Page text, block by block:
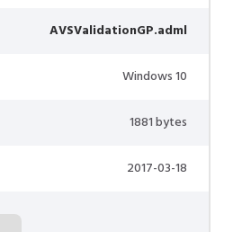
AVSValidationGP.adml
Windows 10
1881 bytes
2017-03-18